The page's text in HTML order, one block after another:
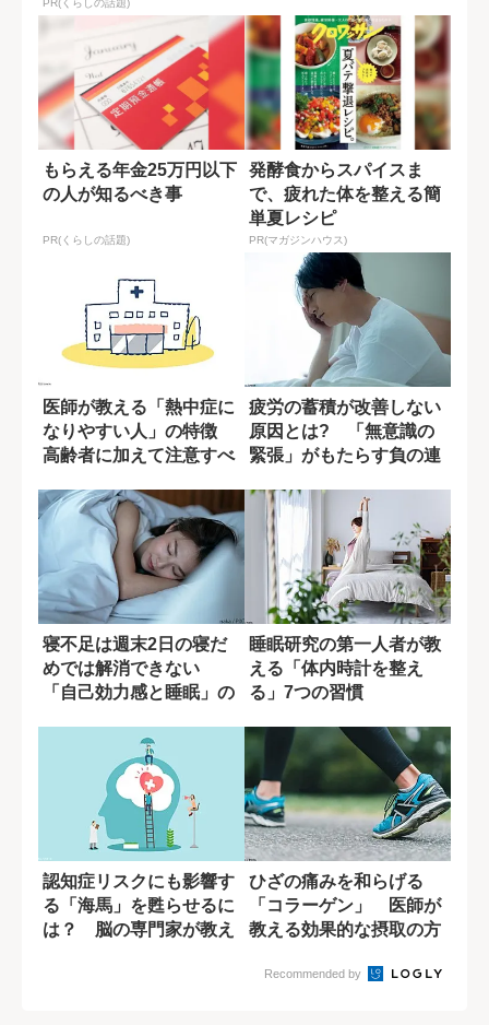
PR(くらしの話題)
もらえる年金25万円以下
の人が知るべき事
PR(くらしの話題)
発酵食からスパイスま
で、疲れた体を整える簡
単夏レシピ
PR(マガジンハウス)
医師が教える「熱中症に
なりやすい人」の特徴
高齢者に加えて注意すべ
疲労の蓄積が改善しない
原因とは? 「無意識の
緊張」がもたらす負の連
寝不足は週末2日の寝だ
めでは解消できない
「自己効力感と睡眠」の
睡眠研究の第一人者が教
える「体内時計を整え
る」7つの習慣
認知症リスクにも影響す
る「海馬」を甦らせるに
は？ 脳の専門家が教え
ひざの痛みを和らげる
「コラーゲン」 医師が
教える効果的な摂取の方
Recommended by